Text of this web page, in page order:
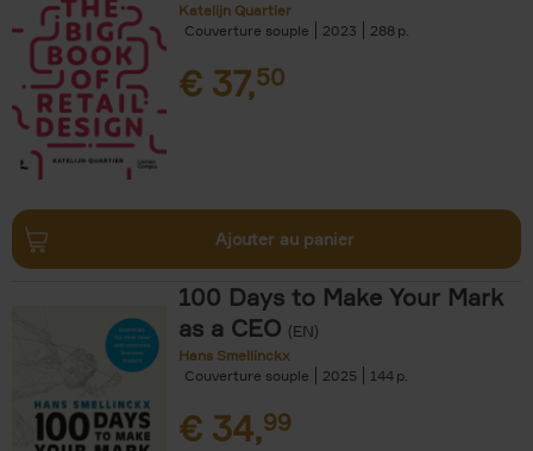
Katelijn Quartier
Couverture souple
2023 288
€ 37,50
Ajouter au panier
100 Days to Make Your Mark
as a CEO (EN)
Hans Smellinckx
Couverture souple
2025 144
€ 34,99